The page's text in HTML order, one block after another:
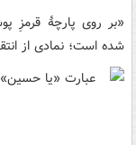
«بر روی پارچهٔ قرمزِ
شده است؛ نمادی از